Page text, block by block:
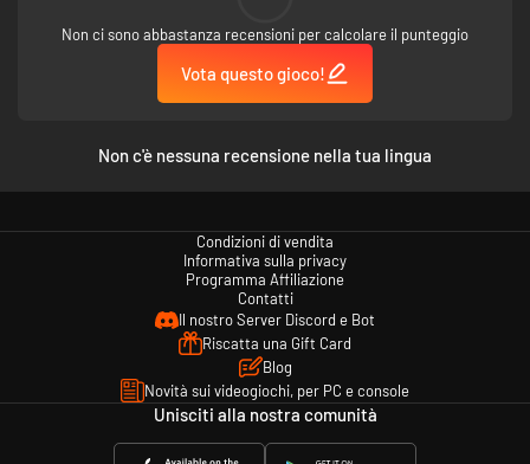
Non ci sono abbastanza recensioni per calcolare il punteggio
Vota questo gioco!
Non c'è nessuna recensione nella tua lingua
Condizioni di vendita
Informativa sulla privacy
Programma Affiliazione
Contatti
Il nostro Server Discord e Bot
Riscatta una Gift Card
Blog
Novità sui videogiochi, per PC e console
Unisciti alla nostra comunità